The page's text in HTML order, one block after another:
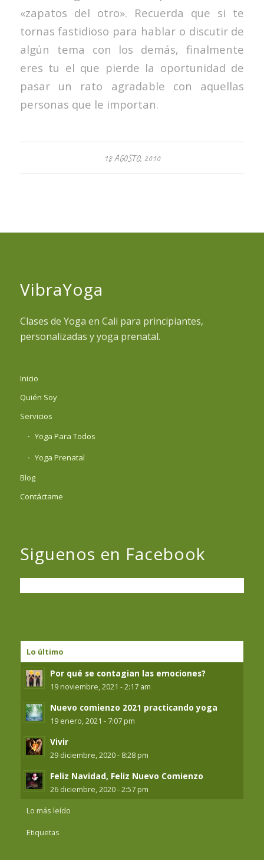
«zapatos del otro». Recuerda que si te
tornas fastidioso para hablar o discutir de
algún tema con los demás, finalmente
eres tu el que pierde la oportunidad de
pasar un rato agradable con aquellas
personas que le importan.
18 AGOSTO, 2010
VibraYoga
Clases de Yoga en Cali para principiantes,
personalizadas y yoga prenatal.
Inicio
Quién Soy
Servicios
Yoga Para Todos
Yoga Prenatal
Blog
Contáctame
Siguenos en Facebook
Lo último
Por qué se contagian las emociones?
19 noviembre, 2021 - 2:17 am
Nuevo comienzo 2021 practicando yoga
19 enero, 2021 - 7:07 pm
Vivir
29 diciembre, 2020 - 8:28 pm
Feliz Navidad, Feliz Nuevo Comienzo
26 diciembre, 2020 - 2:57 pm
Lo más leído
Etiquetas